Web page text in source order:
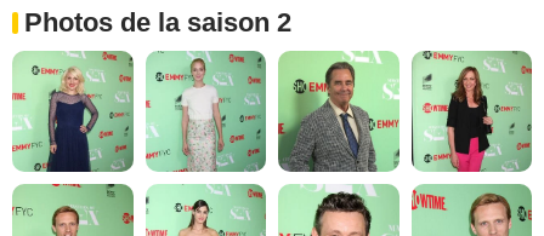
Photos de la saison 2